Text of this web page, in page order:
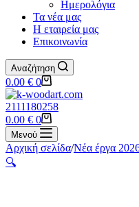
Ημερολόγια
Τα νέα μας
Η εταιρεία μας
Επικοινωνία
Αναζήτηση
Shopping
cart
0.00 € 0
2111180258
Shopping
cart
0.00 € 0
Μενού
Αρχική σελίδα/Νέα έργα
🔍